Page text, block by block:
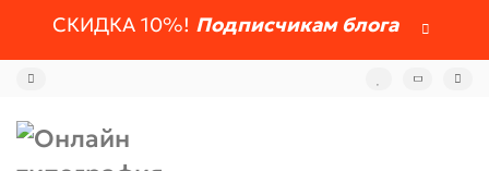
СКИДКА 10%! Подписчикам блога